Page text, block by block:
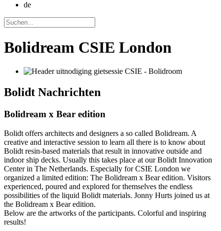
de
Bolidream CSIE London
Bolidt Nachrichten
Bolidream x Bear edition
Bolidt offers architects and designers a so called Bolidream. A
creative and interactive session to learn all there is to know about
Bolidt resin-based materials that result in innovative outside and
indoor ship decks. Usually this takes place at our Bolidt Innovation
Center in The Netherlands. Especially for CSIE London we
organized a limited edition: The Bolidream x Bear edition. Visitors
experienced, poured and explored for themselves the endless
possibilities of the liquid Bolidt materials. Jonny Hurts joined us at
the Bolidream x Bear edition.
Below are the artworks of the participants. Colorful and inspiring
results!